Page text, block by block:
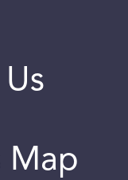
Map